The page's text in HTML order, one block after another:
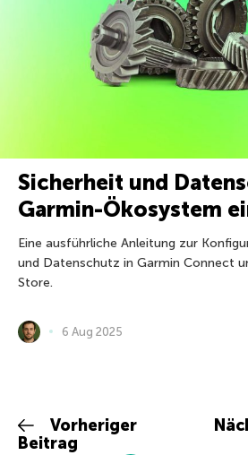
Sicherheit und
Garmin-Ökosystem
Eine ausführliche Anleitung zur
und Datenschutz in Garmin Connect
Store.
6 Aug 2025
Vorheriger
Beitrag